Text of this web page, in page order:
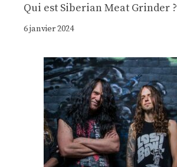
Qui est Siberian Meat Grinder ?
6 janvier 2024